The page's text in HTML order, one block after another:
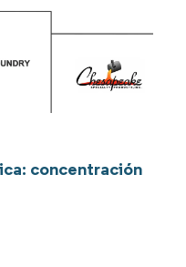
concentración